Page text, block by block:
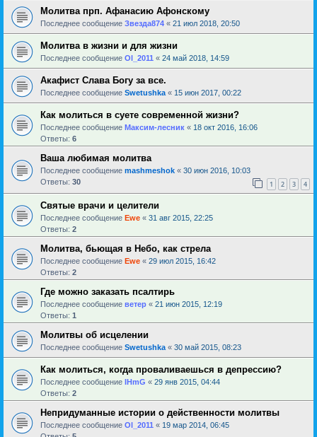
Молитва прп. Афанасию Афонскому
Последнее сообщение Звезда874 « 21 июл 2018, 20:50
Молитва в жизни и для жизни
Последнее сообщение Ol_2011 « 24 май 2018, 14:59
Акафист Слава Богу за все.
Последнее сообщение Swetushka « 15 июн 2017, 00:22
Как молиться в суете современной жизни?
Последнее сообщение Максим-лесник « 18 окт 2016, 16:06
Ответы: 6
Ваша любимая молитва
Последнее сообщение mashmeshok « 30 июн 2016, 10:03
Ответы: 30 1 2 3 4
Святые врачи и целители
Последнее сообщение Ewe « 31 авг 2015, 22:25
Ответы: 2
Молитва, бьющая в Небо, как стрела
Последнее сообщение Ewe « 29 июл 2015, 16:42
Ответы: 2
Где можно заказать псалтирь
Последнее сообщение ветер « 21 июн 2015, 12:19
Ответы: 1
Молитвы об исцелении
Последнее сообщение Swetushka « 30 май 2015, 08:23
Как молиться, когда проваливаешься в депрессию?
Последнее сообщение IHmG « 29 янв 2015, 04:44
Ответы: 2
Непридуманные истории о действенности молитвы
Последнее сообщение Ol_2011 « 19 мар 2014, 06:45